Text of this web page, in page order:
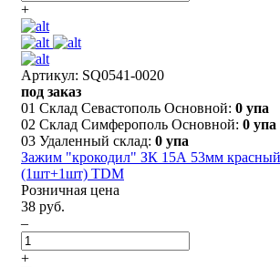
+
Артикул: SQ0541-0020
под заказ
01 Склад Севастополь Основной: 0 упа
02 Склад Симферополь Основной: 0 упа
03 Удаленный склад: 0 упа
Зажим "крокодил" ЗК 15А 53мм
(1шт+1шт) TDM
Розничная цена
38 руб.
–
+